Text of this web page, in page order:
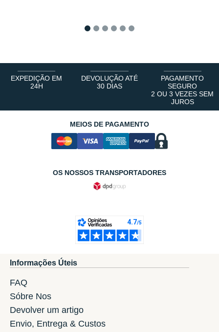
EXPEDIÇÃO EM
24H
DEVOLUÇÃO ATÉ
30 DIAS
PAGAMENTO
SEGURO
2 OU 3 VEZES SEM
JUROS
MEIOS DE PAGAMENTO
OS NOSSOS TRANSPORTADORES
Informações Úteis
FAQ
Sóbre Nos
Devolver um artigo
Envio, Entrega & Custos